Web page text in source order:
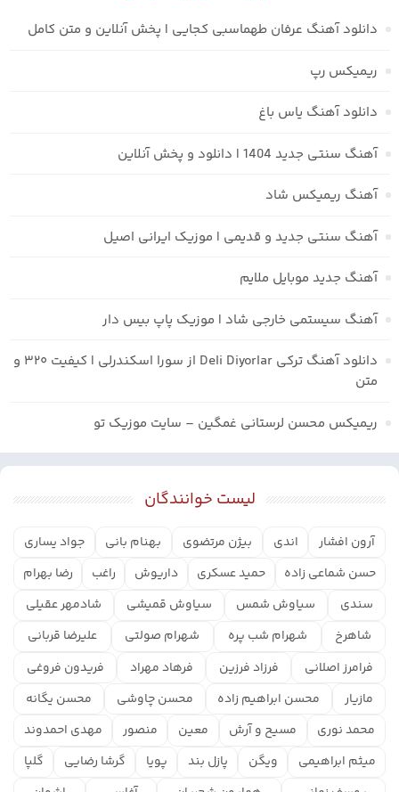
دانلود آهنگ عرفان طهماسبی کجایی | پخش آنلاین و متن کامل
ریمیکس رپ
دانلود آهنگ یاس باغ
آهنگ سنتی جدید 1404 | دانلود و پخش آنلاین
آهنگ ریمیکس شاد
آهنگ سنتی جدید و قدیمی | موزیک ایرانی اصیل
آهنگ جدید موبایل ملایم
آهنگ سیستمی خارجی شاد | موزیک پاپ بیس دار
دانلود آهنگ ترکی Deli Diyorlar از سورا اسکندرلی | کیفیت ۳۲۰ و
متن
ریمیکس محسن لرستانی غمگین – سایت موزیک تو
لیست خوانندگان
آرون افشار اندی بیژن مرتضوی بهنام بانی
جواد یساری
حسن شماعی زاده
حمید عسکری داریوش راغب
رضا بهرام
سندی
سیاوش شمس سیاوش قمیشی
شادمهر عقیلی
شاهرخ
شهرام شب پره شهرام صولتی
علیرضا قربانی
فرامرز اصلانی
فرزاد فرزین فرهاد مهراد
فریدون فروغی
مازیار
محسن ابراهیم زاده محسن چاوشی
محسن یگانه
محمد نوری
مسیح و آرش معین منصور
مهدی احمدوند
میثم ابراهیمی
ویگن پازل بند پویا گرشا رضایی
گلپا